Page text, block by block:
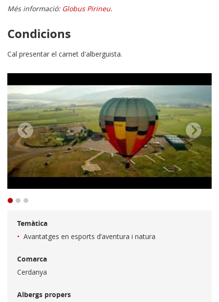
Més informació: Globus Pirineu.
Condicions
Cal presentar el carnet d'alberguista.
Temàtica
Avantatges en esports d’aventura i natura
Comarca
Cerdanya
Albergs propers